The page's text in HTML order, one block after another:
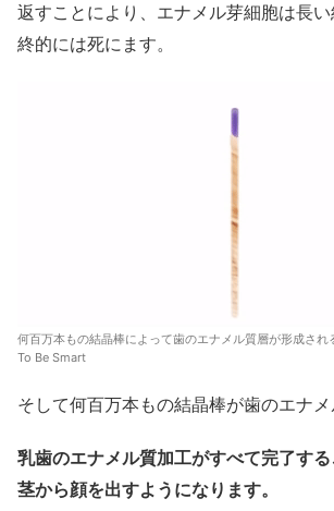
返すことにより、エナメル芽細胞は長
終的には死にます。
何百万本もの結晶棒によって歯のエナメル質層が形成さ
To Be Smart
そして何百万本もの結晶棒が歯のエナメ
乳歯のエナメル質加工がすべて完了す
茎から顔を出すようになります。